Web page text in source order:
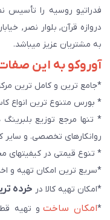
فدراتیو روسیه را تأسیس
به مشتریان عزیز میباشد.
آوروکو به این
*جامع ترین و کامل ترین
* بورس متنوع ترین انواع
روانکارهای تخصصی. و سایر
* تنوع قیمتی در کیفیتهای
*سریع ترین امکان تهیه و
*امکان تهیه کالا در خرده
*امکان ساختو تهیه